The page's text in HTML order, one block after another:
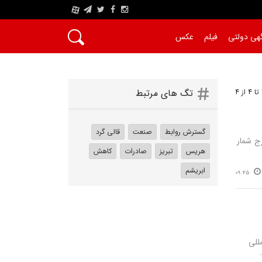
A
دولتی فیلم عکس
زمان بافت سه سال ابعاد ۵*۵ (دایره) رج شمار
09:45
تگ های مرتبط
گسترش روابط صنعت
قالی گرد
هریس
تبریز صادرات
کاهش
ابریشم